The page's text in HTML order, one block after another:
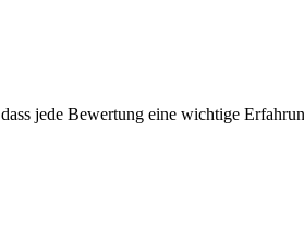
jede Bewertung eine wichtige